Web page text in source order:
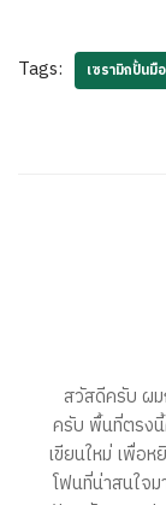
Tags: เซรามิกปั้นมือ
สวัสดีครับ ผ
ครับ พื้นที่ตรง
เขียนใหม่ เพื่อห
โฟนที่น่าสนใจ